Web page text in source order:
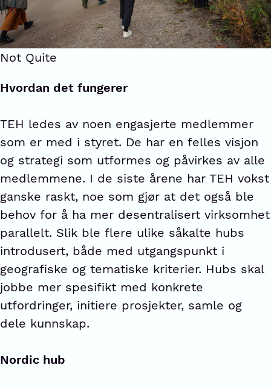
Not Quite
Hvordan det fungerer
TEH ledes av noen engasjerte medlemmer
som er med i styret. De har en felles visjon
og strategi som utformes og påvirkes av alle
medlemmene. I de siste årene har TEH vokst
ganske raskt, noe som gjør at det også ble
behov for å ha mer desentralisert virksomhet
parallelt. Slik ble flere ulike såkalte hubs
introdusert, både med utgangspunkt i
geografiske og tematiske kriterier. Hubs skal
jobbe mer spesifikt med konkrete
utfordringer, initiere prosjekter, samle og
dele kunnskap.
Nordic hub